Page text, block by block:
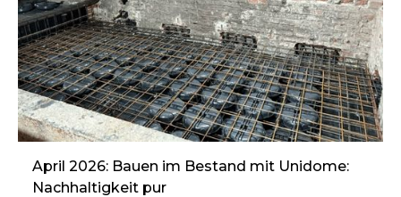
April 2026: Bauen im Bestand mit Unidome:
Nachhaltigkeit pur